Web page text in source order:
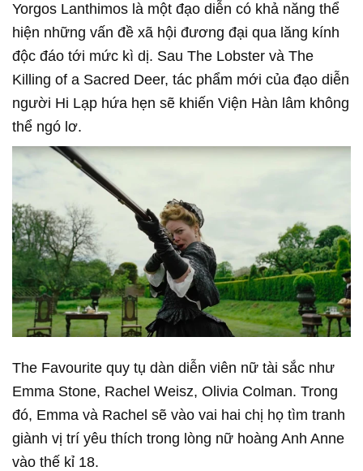
Yorgos Lanthimos là một đạo diễn có khả năng thể
hiện những vấn đề xã hội đương đại qua lăng kính
độc đáo tới mức kì dị. Sau The Lobster và The
Killing of a Sacred Deer, tác phẩm mới của đạo diễn
người Hi Lạp hứa hẹn sẽ khiến Viện Hàn lâm không
thể ngó lơ.
The Favourite quy tụ dàn diễn viên nữ tài sắc như
Emma Stone, Rachel Weisz, Olivia Colman. Trong
đó, Emma và Rachel sẽ vào vai hai chị họ tìm tranh
giành vị trí yêu thích trong lòng nữ hoàng Anh Anne
vào thế kỉ 18.